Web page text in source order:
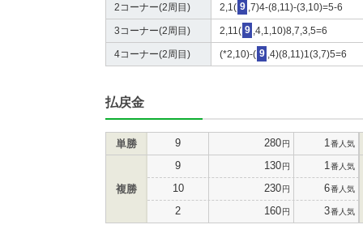
2コーナー(2周目) 2,1( 9 ,7)4-(8,11)-(3,10)=5-6
3コーナー(2周目) 2,11( 9 ,4,1,10)8,7,3,5=6
4コーナー(2周目) (*2,10)-( 9 ,4)(8,11)1(3,7)5=6
払戻金
単勝 9 280円 1 番人気
複勝
9 130円 1 番人気
10 230円 6番人気
2 160円 3番人気